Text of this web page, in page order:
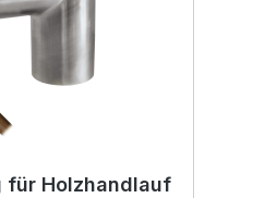
Holzhandlauf